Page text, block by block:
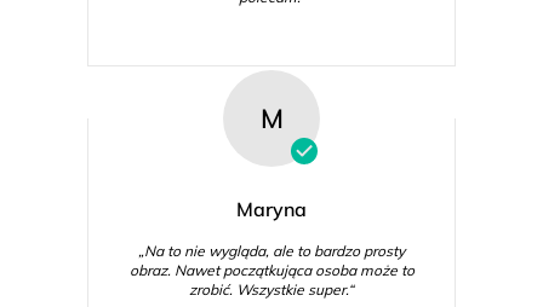
M
Maryna
„Na to nie wygląda, ale to bardzo prosty
obraz. Nawet początkująca osoba może to
zrobić. Wszystkie super.“